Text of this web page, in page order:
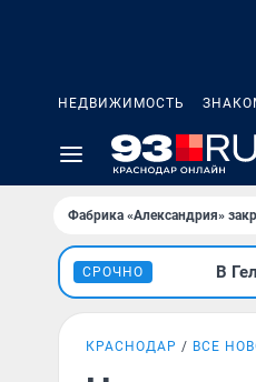
НЕДВИЖИМОСТЬ
Фабрика «Александрия»
СРОЧНО В
КРАСНОДАР ВСЕ